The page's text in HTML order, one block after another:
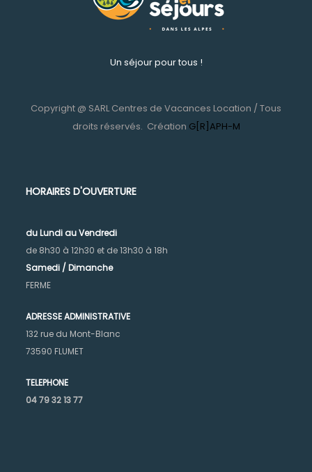
Un séjour pour tous !
Copyright @ SARL Centres de Vacances Location / Tous
droits réservés. Création G[R]APH-M
HORAIRES D'OUVERTURE
du Lundi au Vendredi
de 8h30 à 12h30 et de 13h30 à 18h
Samedi / Dimanche
FERME
ADRESSE ADMINISTRATIVE
132 rue du Mont-Blanc
73590 FLUMET
TELEPHONE
04 79 32 13 77